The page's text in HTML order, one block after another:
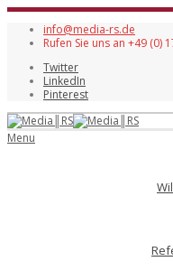
info@media-rs.de
Rufen Sie uns an +49 (0)
Twitter
LinkedIn
Pinterest
Menu